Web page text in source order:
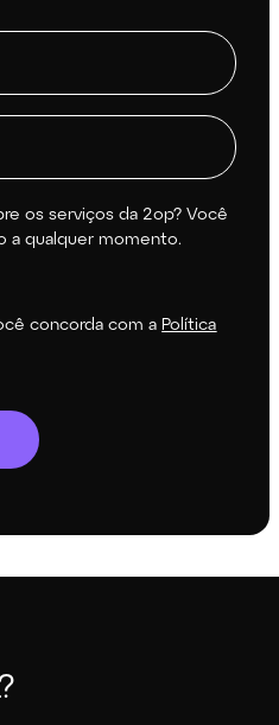
os serviços da 2op? Você
a qualquer momento.
concorda com aPolítica